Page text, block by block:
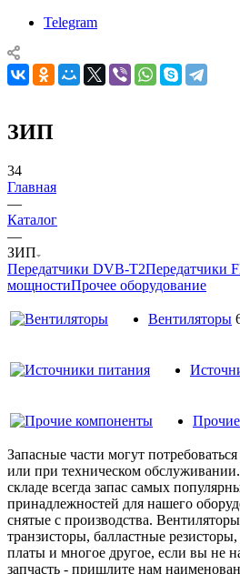
Telegram
ЗИП
34
Главная
—
Каталог
—
ЗИП
Передатчики DVB-T2Передатчики
мощностиПрочее оборудование
Вентиляторы
Запасные части могут
или при техническом
складе всегда запас самых
принадлежностей для нашего
снятые с производства.
транзисторы, балластные
платы и многое другое, если вы не
запчасть - пришлите нам